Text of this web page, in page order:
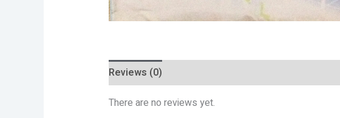
Reviews (0)
There are no reviews yet.